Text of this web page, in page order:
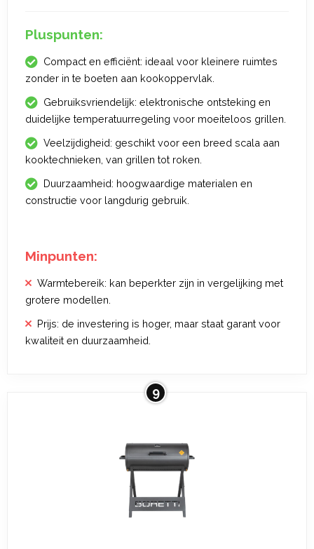
Pluspunten:
Compact en efficiënt: ideaal voor kleinere ruimtes
zonder in te boeten aan kookoppervlak.
Gebruiksvriendelijk: elektronische ontsteking en
duidelijke temperatuurregeling voor moeiteloos grillen.
Veelzijdigheid: geschikt voor een breed scala aan
kooktechnieken, van grillen tot roken.
Duurzaamheid: hoogwaardige materialen en
constructie voor langdurig gebruik.
Minpunten:
Warmtebereik: kan beperkter zijn in vergelijking met
grotere modellen.
Prijs: de investering is hoger, maar staat garant voor
kwaliteit en duurzaamheid.
9